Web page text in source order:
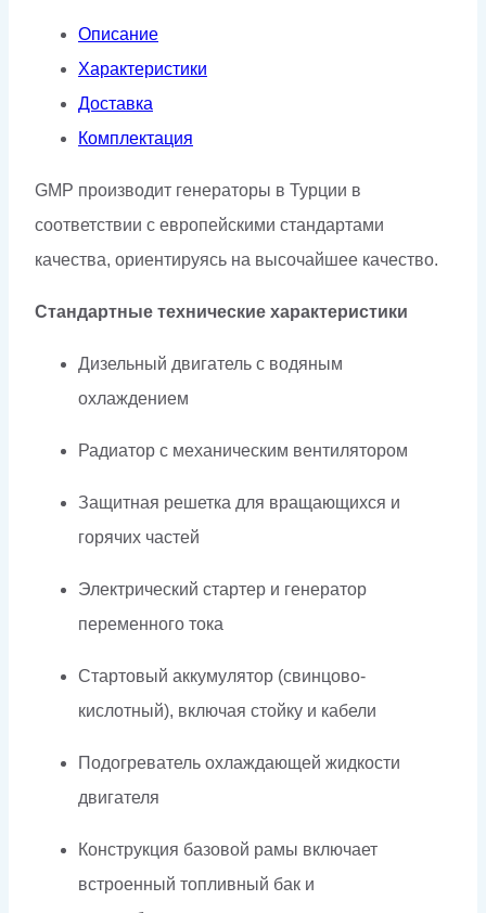
кожухе
Описание
Характеристики
Доставка
Комплектация
GMP производит генераторы в Турции в
соответствии с европейскими стандартами
качества, ориентируясь на высочайшее качество.
Стандартные технические характеристики
Дизельный двигатель с водяным
охлаждением
Радиатор с механическим вентилятором
Защитная решетка для вращающихся и
горячих частей
Электрический стартер и генератор
переменного тока
Стартовый аккумулятор (свинцово-
кислотный), включая стойку и кабели
Подогреватель охлаждающей жидкости
двигателя
Конструкция базовой рамы включает
встроенный топливный бак и